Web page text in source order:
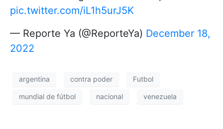
pic.twitter.com/iL1h5urJ5K
— Reporte Ya (@ReporteYa) December 18,
2022
argentina contra poder Futbol
mundial de fútbol nacional venezuela